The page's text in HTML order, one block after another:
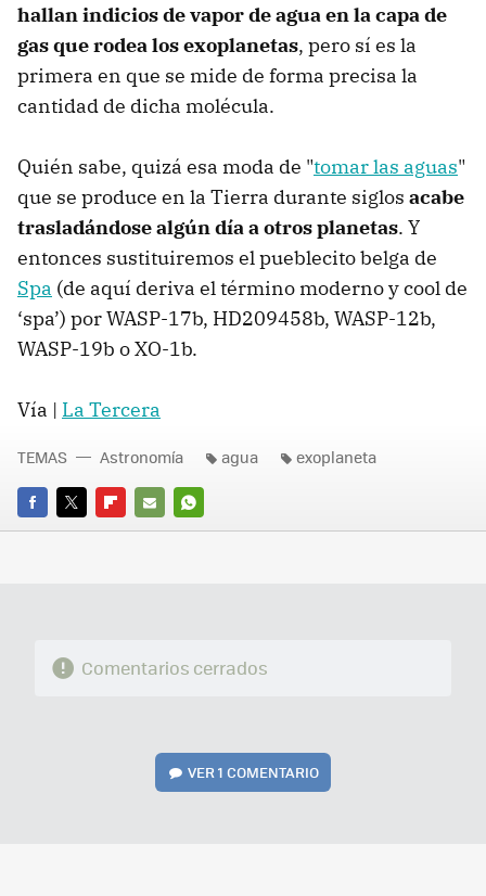
hallan indicios de vapor de agua en la capa de
gas que rodea los exoplanetas, pero sí es la
primera en que se mide de forma precisa la
cantidad de dicha molécula.
Quién sabe, quizá esa moda de "tomar las aguas"
que se produce en la Tierra durante siglos acabe
trasladándose algún día a otros planetas. Y
entonces sustituiremos el pueblecito belga de
Spa (de aquí deriva el término moderno y cool de
‘spa’) por WASP-17b, HD209458b, WASP-12b,
WASP-19b o XO-1b.
Vía | La Tercera
FACEBOOK
TWITTERFLIPBOARD
E-
WHATSAPP
TEMAS Astronomía agua exoplaneta
Comentarios cerrados
VER1 COMENTARIO